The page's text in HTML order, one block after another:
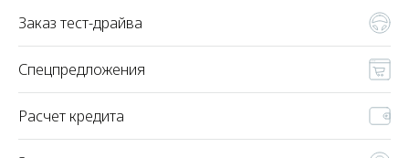
Заказ тест-драйва
Спецпредложения
Расчет кредита